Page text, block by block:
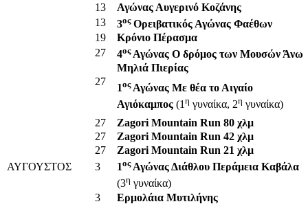
13
Αγώνας Αυγερινό Κοζάνης
13
3οςΟρειβατικός Αγώνας Φαέθων
19
Κρόνιο Πέρασμα
27
4οςΑγώνας Ο δρόμος των Μουσών Άνω
Μηλιά Πιερίας
27
1οςΑγώνας Με θέα το Αιγαίο
Αγιόκαμπος (1 η γυναίκα, 2η γυναίκα)
27
Zagori Mountain Run 80 χλμ
27
Zagori Mountain Run 42 χλμ
27
Zagori Mountain Run 21 χλμ
ΑΥΓΟΥΣΤΟΣ
3 1οςΑγώνας Διάθλου Περάμεια Καβάλα
(3η γυναίκα)
3
Ερμολάια Μυτιλήνης